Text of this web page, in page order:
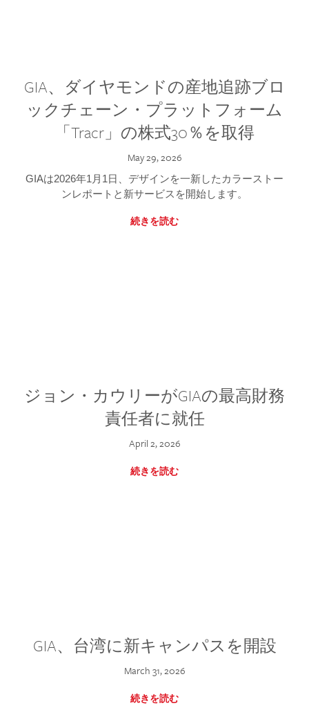
GIA、ダイヤモンドの産地追跡ブロ
ックチェーン・プラットフォーム
「Tracr」の株式30％を取得
May 29, 2026
GIAは2026年1月1日、デザインを一新したカラーストー
ンレポートと新サービスを開始します。
続きを読む
ジョン・カウリーがGIAの最高財務
責任者に就任
April 2, 2026
続きを読む
GIA、台湾に新キャンパスを開設
March 31, 2026
続きを読む